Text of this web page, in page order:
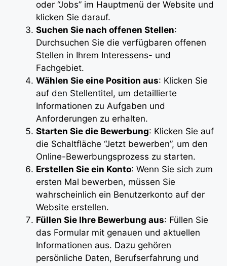
oder “Jobs” im Hauptmenü der Website und
klicken Sie darauf.
Suchen Sie nach offenen Stellen:
Durchsuchen Sie die verfügbaren offenen
Stellen in Ihrem Interessens- und
Fachgebiet.
Wählen Sie eine Position aus: Klicken Sie
auf den Stellentitel, um detaillierte
Informationen zu Aufgaben und
Anforderungen zu erhalten.
Starten Sie die Bewerbung: Klicken Sie auf
die Schaltfläche “Jetzt bewerben”, um den
Online-Bewerbungsprozess zu starten.
Erstellen Sie ein Konto: Wenn Sie sich zum
ersten Mal bewerben, müssen Sie
wahrscheinlich ein Benutzerkonto auf der
Website erstellen.
Füllen Sie Ihre Bewerbung aus: Füllen Sie
das Formular mit genauen und aktuellen
Informationen aus. Dazu gehören
persönliche Daten, Berufserfahrung und